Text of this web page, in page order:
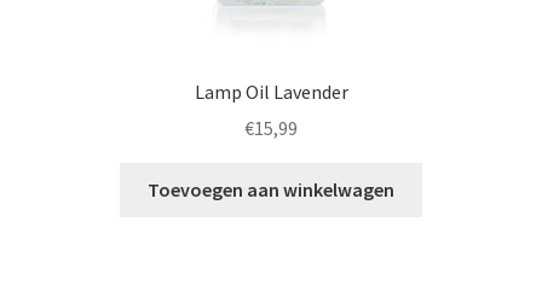
Lamp Oil Lavender
€15,99
Toevoegen aan winkelwagen